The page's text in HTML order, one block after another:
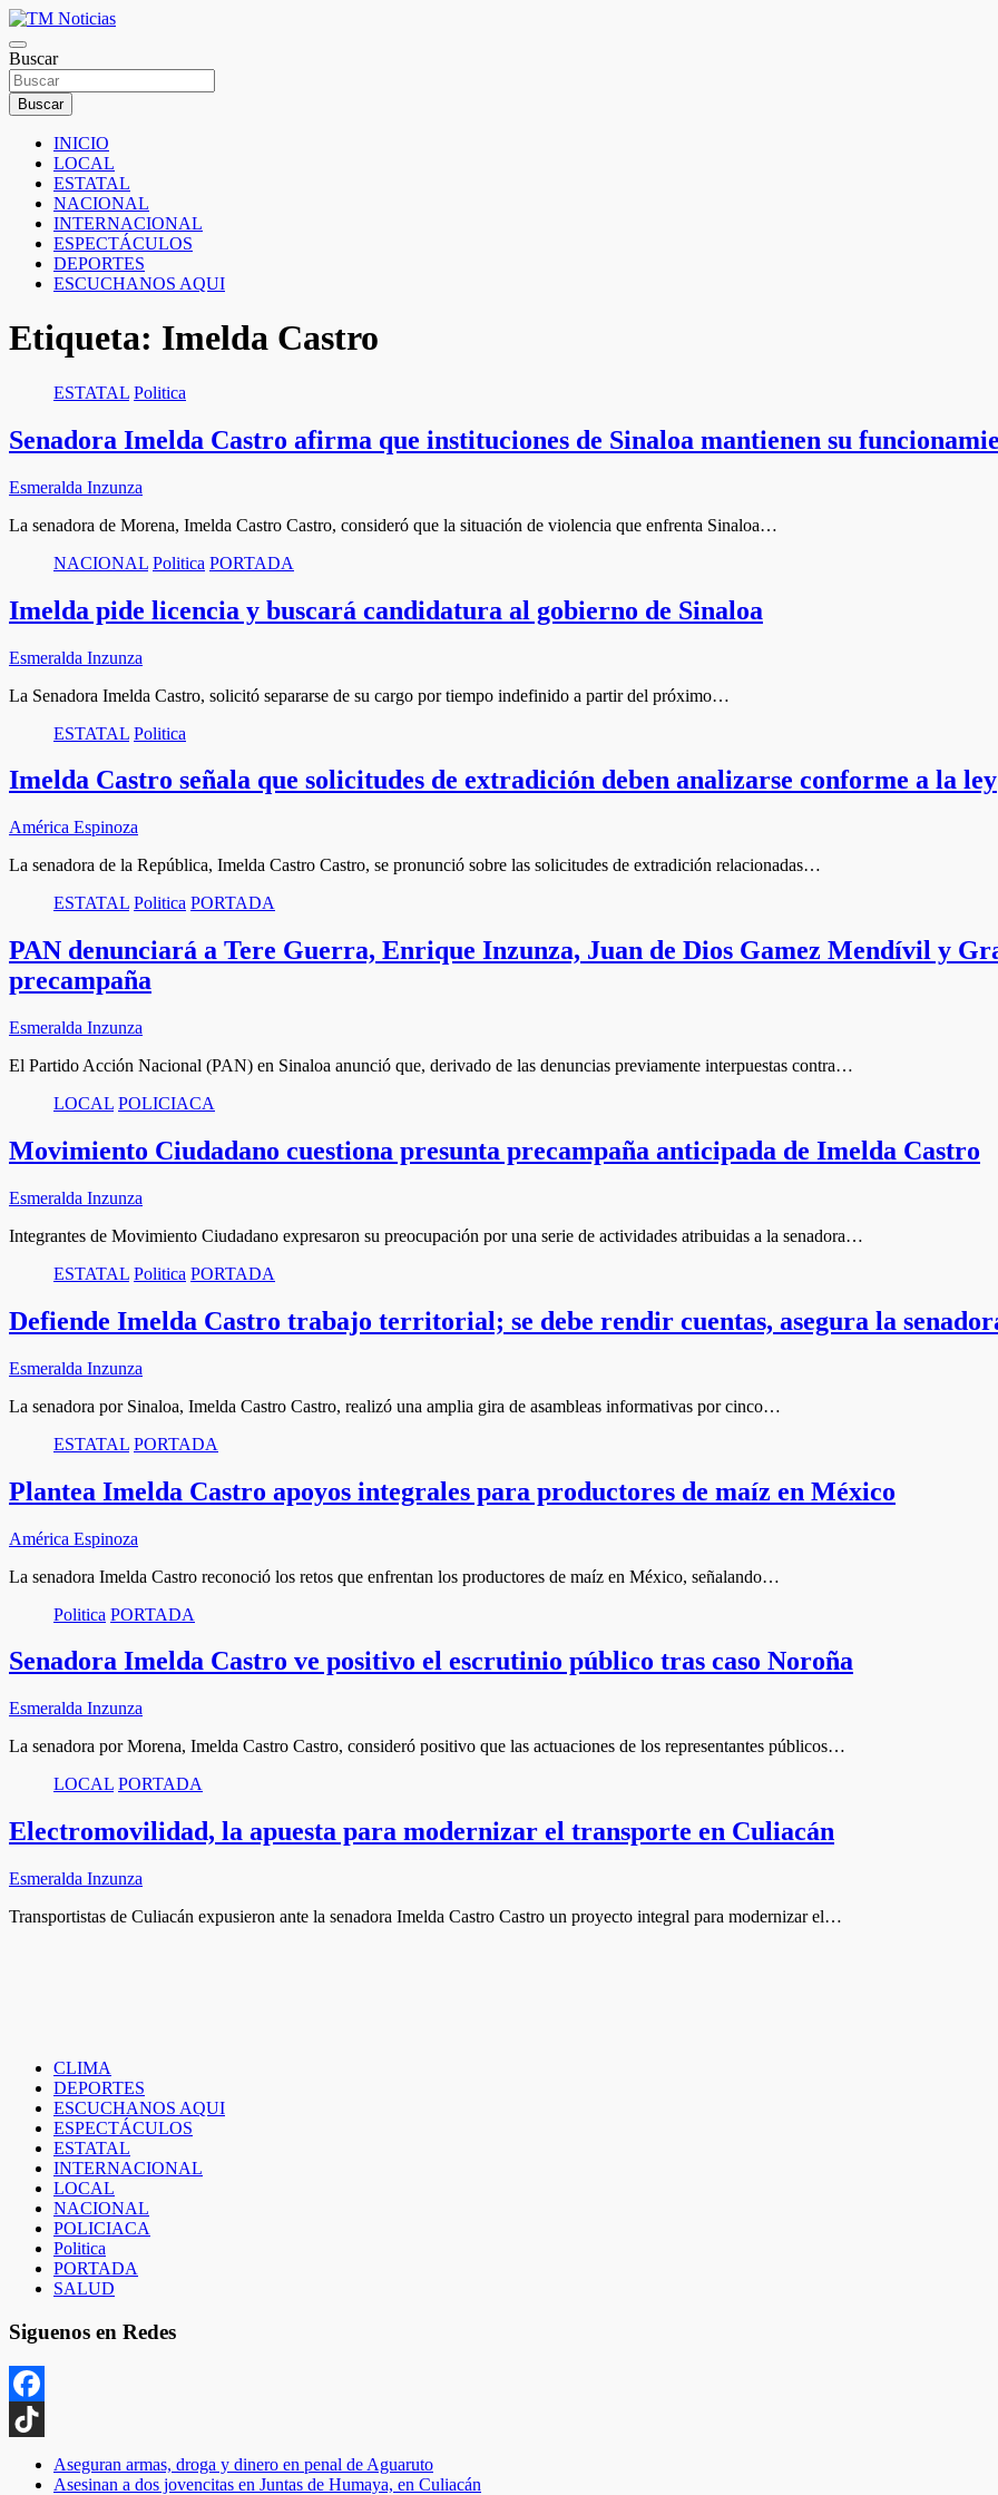
Saltar
al
contenido
TM Noticias
TM Noticias
Buscar
Buscar
INICIO
LOCAL
ESTATAL
NACIONAL
INTERNACIONAL
ESPECTÁCULOS
DEPORTES
ESCUCHANOS AQUI
Etiqueta: Imelda Castro
ESTATAL Politica
Senadora Imelda Castro afirma que instituciones de Sinaloa mantienen su
Esmeralda Inzunza
La senadora de Morena, Imelda Castro Castro, consideró que la situación de violencia que enfrenta Sinaloa…
NACIONAL Politica PORTADA
Imelda pide licencia y buscará candidatura al gobierno de Sinaloa
Esmeralda Inzunza
La Senadora Imelda Castro, solicitó separarse de su cargo por tiempo indefinido a partir del próximo…
ESTATAL Politica
Imelda Castro señala que solicitudes de extradición deben analizarse conforme a la ley
América Espinoza
La senadora de la República, Imelda Castro Castro, se pronunció sobre las solicitudes de extradición relacionadas…
ESTATAL Politica PORTADA
PAN denunciará a Tere Guerra, Enrique Inzunza, Juan de Dios Gamez Mendívil y
precampaña
Esmeralda Inzunza
El Partido Acción Nacional (PAN) en Sinaloa anunció que, derivado de las denuncias previamente interpuestas contra…
LOCAL POLICIACA
Movimiento Ciudadano cuestiona presunta precampaña anticipada de Imelda Castro
Esmeralda Inzunza
Integrantes de Movimiento Ciudadano expresaron su preocupación por una serie de actividades atribuidas a la senadora…
ESTATAL Politica PORTADA
Defiende Imelda Castro trabajo territorial; se debe rendir cuentas, asegura la
Esmeralda Inzunza
La senadora por Sinaloa, Imelda Castro Castro, realizó una amplia gira de asambleas informativas por cinco…
ESTATAL PORTADA
Plantea Imelda Castro apoyos integrales para productores de maíz en México
América Espinoza
La senadora Imelda Castro reconoció los retos que enfrentan los productores de maíz en México, señalando…
Politica PORTADA
Senadora Imelda Castro ve positivo el escrutinio público tras caso Noroña
Esmeralda Inzunza
La senadora por Morena, Imelda Castro Castro, consideró positivo que las actuaciones de los representantes públicos…
LOCAL PORTADA
Electromovilidad, la apuesta para modernizar el transporte en Culiacán
Esmeralda Inzunza
Transportistas de Culiacán expusieron ante la senadora Imelda Castro Castro un proyecto integral para modernizar el…
CLIMA
DEPORTES
ESCUCHANOS AQUI
ESPECTÁCULOS
ESTATAL
INTERNACIONAL
LOCAL
NACIONAL
POLICIACA
Politica
PORTADA
SALUD
Siguenos en Redes
Facebook
TikTok
Aseguran armas, droga y dinero en penal de Aguaruto
Asesinan a dos jovencitas en Juntas de Humaya, en Culiacán